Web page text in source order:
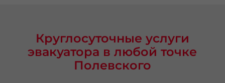
Круглосуточные услуги
эвакуатора в любой точке
Полевского